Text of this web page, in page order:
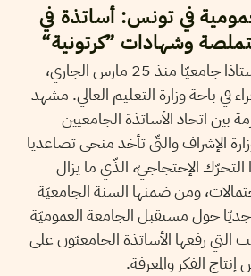
في تونس: أساتذة في
وشهادات ”كرتونية“
يقضي أكثر من 140 أستاذا جامعيّا منذ 25 مارس الجاري،
في باحة وزارة التعليم العالي. مشهد
بين اتحاد الأساتذة الجامعيين
الإشراف والتّي تأخذ منحى تصاعديا
الإحتجاجيّ، الذّي ما يزال
ومن ضمنها السنة الجامعيّة
جديّا حول مستقبل الجامعة العموميّة
التي رفعها الأساتذة الجامعيّون على
إنتاج الفكر والمعرفة.